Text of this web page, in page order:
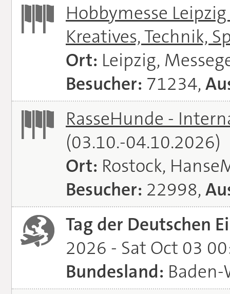
Hobbymesse
Kreatives, Technik,
Ort: Leipzig,
Besucher: 71234,
RasseHunde -
(03.10.-04.10.2026)
Ort: Rostock,
Besucher: 22998,
Tag der Deutschen
2026 - Sat Oct 03
Bundesland: